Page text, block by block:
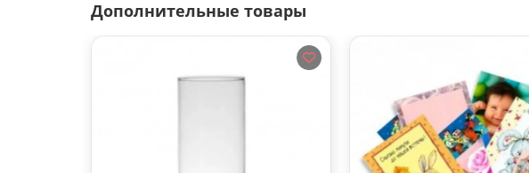
Дополнительные товары